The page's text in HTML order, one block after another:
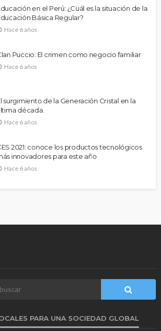
en el Perú: ¿Cuál es la situación de la
Básica Regular?
Hace 6 años
Puccio: El crimen como negocio familiar
Hace 6 años
surgimiento de la Generación Cristal en la
década.
Hace 6 años
2021: conoce los productos tecnológicos
innovadores para este año
Hace 6 años
PARA UNA SOCIEDAD GLOBAL